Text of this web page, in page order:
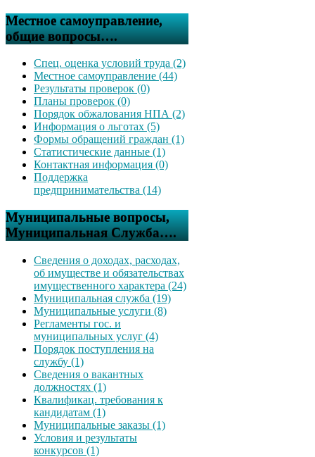
Местное самоуправление,
общие вопросы….
Спец. оценка условий труда (2)
Местное самоуправление (44)
Результаты проверок (0)
Планы проверок (0)
Порядок обжалования НПА (2)
Информация о льготах (5)
Формы обращений граждан (1)
Статистические данные (1)
Контактная информация (0)
Поддержка
предпринимательства (14)
Муниципальные вопросы,
Муниципальная Служба….
Сведения о доходах, расходах,
об имуществе и обязательствах
имущественного характера (24)
Муниципальная служба (19)
Муниципальные услуги (8)
Регламенты гос. и
муниципальных услуг (4)
Порядок поступления на
службу (1)
Сведения о вакантных
должностях (1)
Квалификац. требования к
кандидатам (1)
Муниципальные заказы (1)
Условия и результаты
конкурсов (1)